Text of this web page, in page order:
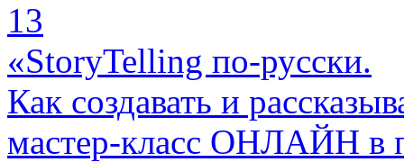
13
«StoryTelling по-русски.
Как создавать и
мастер-класс ОНЛАЙН в